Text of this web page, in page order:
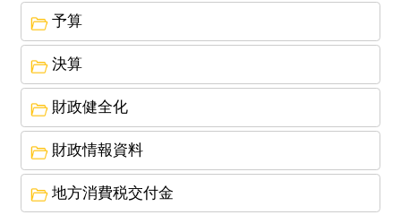
て
2023年12月14日
潮来市ＤＸ推進計画（素案）に対するパブリック
コメントの結果公表及び計画策定について
2023年7月26日
自衛官等募集事務に係る対象者情報の提供につい
て
予算
決算
財政健全化
財政情報資料
地方消費税交付金